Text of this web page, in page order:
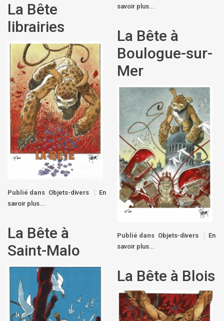
savoir plus...
La Bête
librairies
Publié dans Objets-divers
En
savoir plus...
La Bête à
Boulogue-sur-
Mer
Publié dans Objets-divers
En
savoir plus...
La Bête à
Saint-Malo
La Bête à Blois